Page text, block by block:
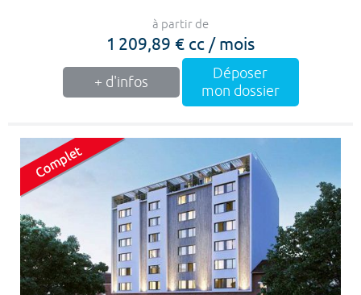
à partir de
1 209,89 € cc / mois
+ d'infos
Déposer
mon dossier